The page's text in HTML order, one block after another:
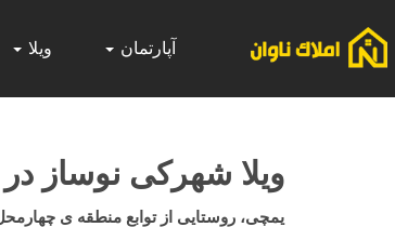
آپارتمان ویلا
ویلا شهرکی نوساز در
یمچی، روستایی از توابع منطقه ی